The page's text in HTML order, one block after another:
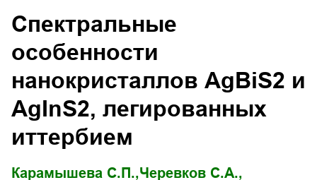
Спектральные
особенности
нанокристаллов AgBiS2 и
AgInS2, легированных
иттербием
Карамышева С.П.,Черевков С.А.,